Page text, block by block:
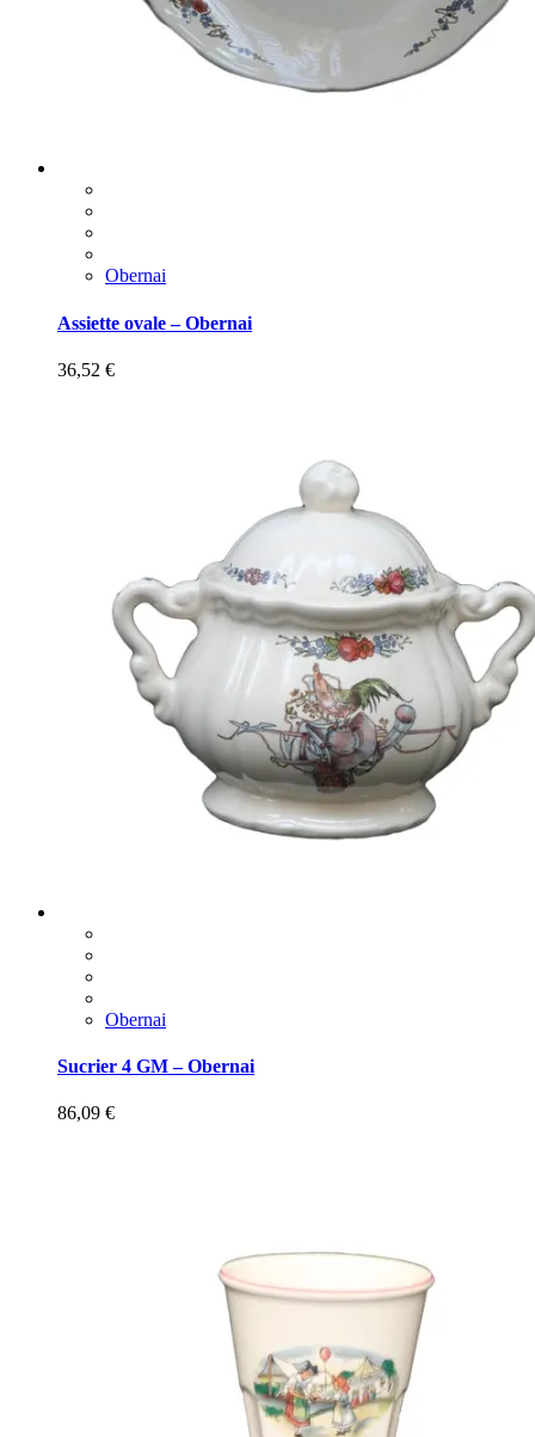
Obernai
Assiette ovale – Obernai
36,52 €
Obernai
Sucrier 4 GM – Obernai
86,09 €